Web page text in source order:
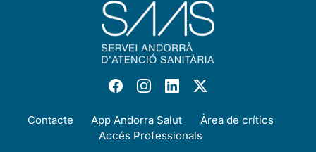
Contacte App Andorra Salut
Àrea de crítics
Accés Professionals